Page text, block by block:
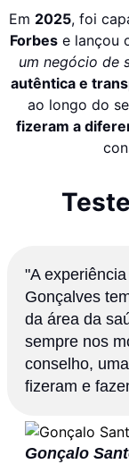
Em 2025, foi
Forbes e lançou
um negócio de
autêntica e
ao longo do
fizeram a
"A
Gonçalves
da área da
sempre nos
conselho,
fizeram e
Gonçalo